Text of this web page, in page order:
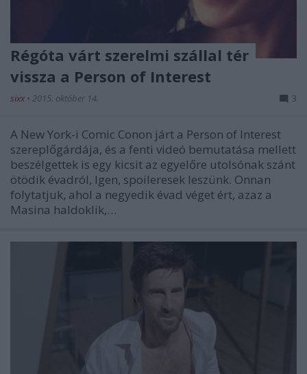
Régóta várt szerelmi szállal tér
vissza a Person of Interest
sixx • 2015. október 14. 3
A New York-i Comic Conon járt a Person of Interest
szereplőgárdája, és a fenti videó bemutatása mellett
beszélgettek is egy kicsit az egyelőre utolsónak szánt
ötödik évadról, Igen, spoileresek leszünk. Onnan
folytatjuk, ahol a negyedik évad véget ért, azaz a
Masina haldoklik,…